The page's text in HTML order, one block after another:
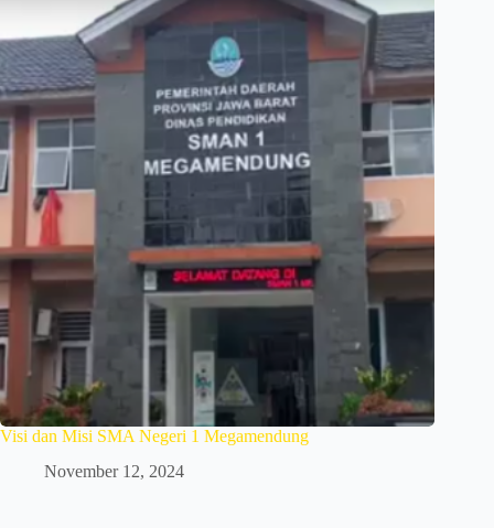
Visi dan Misi SMA Negeri 1 Megamendung
November 12, 2024